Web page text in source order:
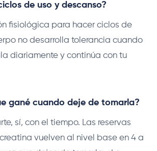
de uso y descanso?
fisiológica para hacer ciclos de
no desarrolla tolerancia cuando
diariamente y continúa con tu
gané cuando deje de tomarla?
sí, con el tiempo. Las reservas
vuelven al nivel base en 4 a